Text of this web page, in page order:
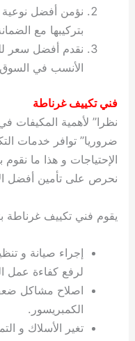
نؤمن أفضل نوعية
بتركيبها مع
نقدم أفضل سعر
الأنسب في
فني تكييف غرناطة
نظرا” لأهمية المكيفات
ضروريا” توافر خدمات
الإحتياجات و هذا ما
نحرص على تأمين أفضل
يقوم فني تكييف غرناطة
إجراء صيانة و
لرفع كفاءة عمل
اصلاح مشاكل
الكمبريسور.
تغير الأسلاك و